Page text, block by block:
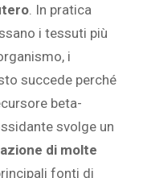
. In pratica
i tessuti più
i
succede perché
beta-
svolge un
di molte
fonti di